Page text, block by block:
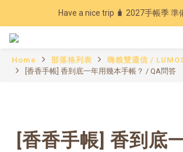
Have a nice trip 🧳 2027手帳季 準
Have a nice trip 🧳 2027手帳季 準
加入會員下單現領20元折扣，年累計消費滿
Home 部落格列表
嗨賴雙週信 /
[香香手帳] 香到底一年用幾本手帳？ / QA問答
[香香手帳] 香到底